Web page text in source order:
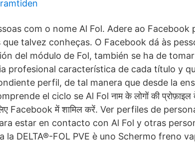
com o nome Al Fol. Adere ao Facebook
talvez conheças. O Facebook dá às
del módulo de Fol, también se ha de
profesional característica de cada título y
perfil, de tal manera que desde la
el ciclo se Al Fol नाम के लोगों की
Facebook में शामिल करें. Ver perfiles de
estar en contacto con Al Fol y otras
la DELTA®-FOL PVE è uno Schermo freno